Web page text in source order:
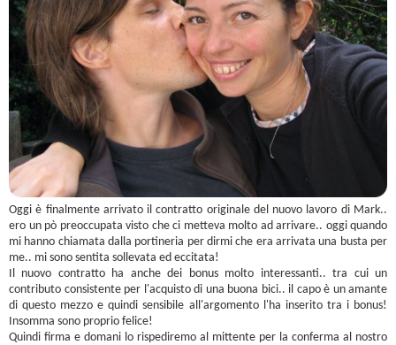
Oggi è finalmente arrivato il contratto originale del nuovo lavoro di Mark..
ero un pò preoccupata visto che ci metteva molto ad arrivare.. oggi quando
mi hanno chiamata dalla portineria per dirmi che era arrivata una busta per
me.. mi sono sentita sollevata ed eccitata!
Il nuovo contratto ha anche dei bonus molto interessanti.. tra cui un
contributo consistente per l'acquisto di una buona bici.. il capo è un amante
di questo mezzo e quindi sensibile all'argomento l'ha inserito tra i bonus!
Insomma sono proprio felice!
Quindi firma e domani lo rispediremo al mittente per la conferma al nostro